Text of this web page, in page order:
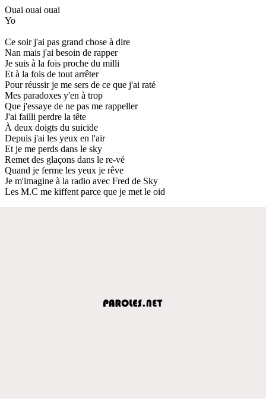
Ouai ouai ouai
Yo
Ce soir j'ai pas grand chose à dire
Nan mais j'ai besoin de rapper
Je suis à la fois proche du milli
Et à la fois de tout arrêter
Pour réussir je me sers de ce que j'ai raté
Mes paradoxes y'en à trop
Que j'essaye de ne pas me rappeller
J'ai failli perdre la tête
À deux doigts du suicide
Depuis j'ai les yeux en l'air
Et je me perds dans le sky
Remet des glaçons dans le re-vé
Quand je ferme les yeux je rêve
Je m'imagine à la radio avec Fred de Sky
Les M.C me kiffent parce que je met le oid